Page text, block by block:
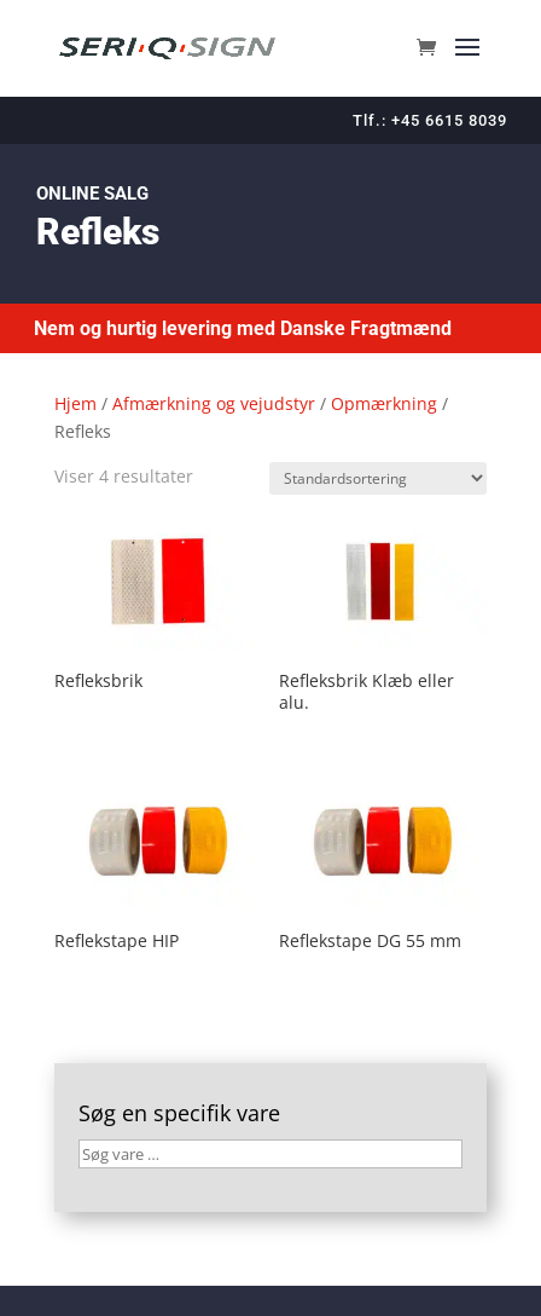
Tlf.: +45 6615 8039
ONLINE SALG
Refleks
Nem og hurtig levering med Danske Fragtmænd
Hjem / Afmærkning og vejudstyr/ Opmærkning/
Refleks
Viser 4 resultater
Refleksbrik
Refleksbrik Klæb eller
alu.
Reflekstape HIP Reflekstape DG 55 mm
Søg en specifik vare
Søg
…